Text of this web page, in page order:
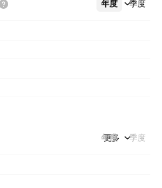
年度 季度
更多
年度 季度
更多